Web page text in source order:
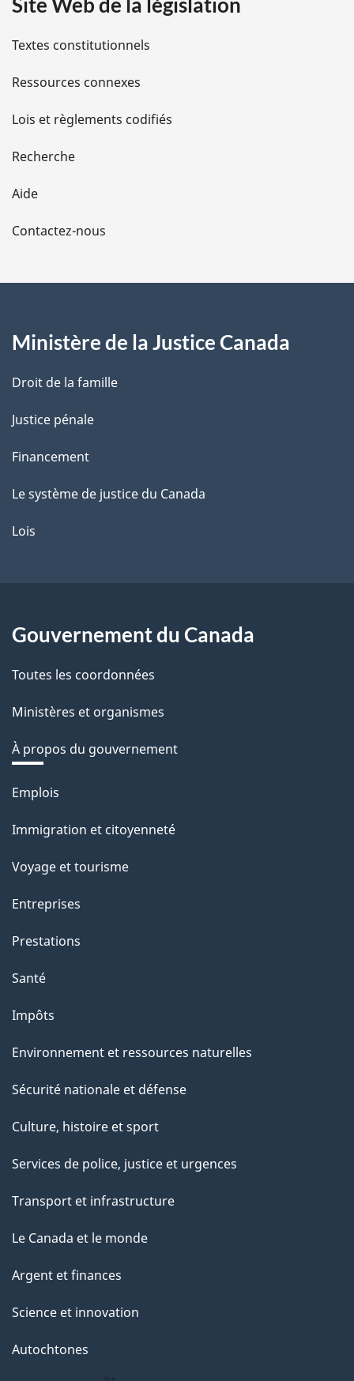
i
l
s
d
e
l
a
e
Site Web de la législation
Textes constitutionnels
Ressources connexes
Lois et règlements codifiés
Recherche
Aide
Contactez-nous
Ministère de la Justice Canada
Droit de la famille
Justice pénale
Financement
Le système de justice du Canada
Lois
Gouvernement du Canada
Toutes les coordonnées
Ministères et organismes
À propos du gouvernement
Thèmes
sujets
Emplois
Immigration et citoyenneté
Voyage et tourisme
Entreprises
Prestations
Santé
Impôts
Environnement et ressources naturelles
Sécurité nationale et défense
Culture, histoire et sport
Services de police, justice et urgences
Transport et infrastructure
Le Canada et le monde
Argent et finances
Science et innovation
Autochtones